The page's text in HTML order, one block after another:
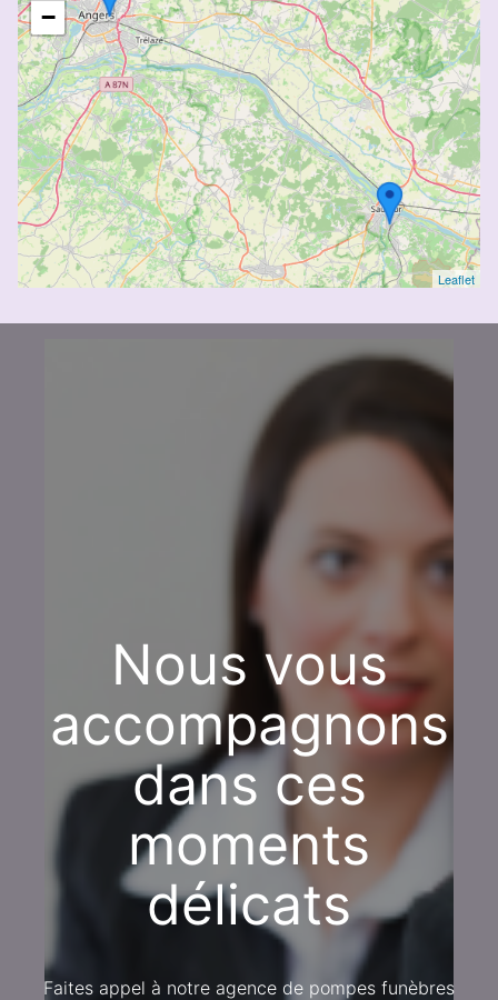
−
Leaflet
Nous vous
accompagnons
dans ces
moments
délicats
Faites appel à notre agence de pompes funèbres